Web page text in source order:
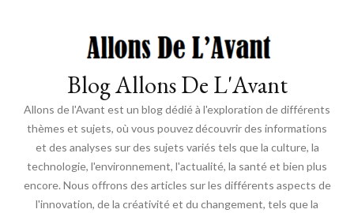
Blog Allons De L'Avant
Allons de l'Avant est un blog dédié à l'exploration de différents
thèmes et sujets, où vous pouvez découvrir des informations
et des analyses sur des sujets variés tels que la culture, la
technologie, l'environnement, l'actualité, la santé et bien plus
encore. Nous offrons des articles sur les différents aspects de
l'innovation, de la créativité et du changement, tels que la